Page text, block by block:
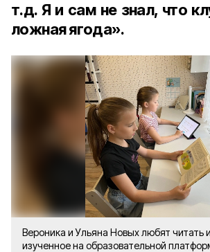
т.д. Я и сам не знал, что
ложная ягода».
Вероника и Ульяна Новых любят читать
изученное на образовательной